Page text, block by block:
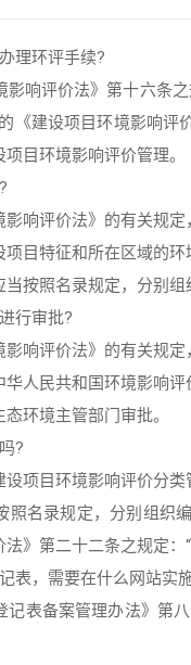
理环评手续?
响评价法》第十六条
《建设项目环境影响评
目环境影响评价管理。
响评价法》的有关规定，
目特征和所在区域的
按照名录规定，分别
行审批?
响评价法》的有关规定，
人民共和国环境影响
环境主管部门审批。
?
项目环境影响评价分
照名录规定，分别组织
》第二十二条之规定
表，需要在什么网站实
记表备案管理办法》第